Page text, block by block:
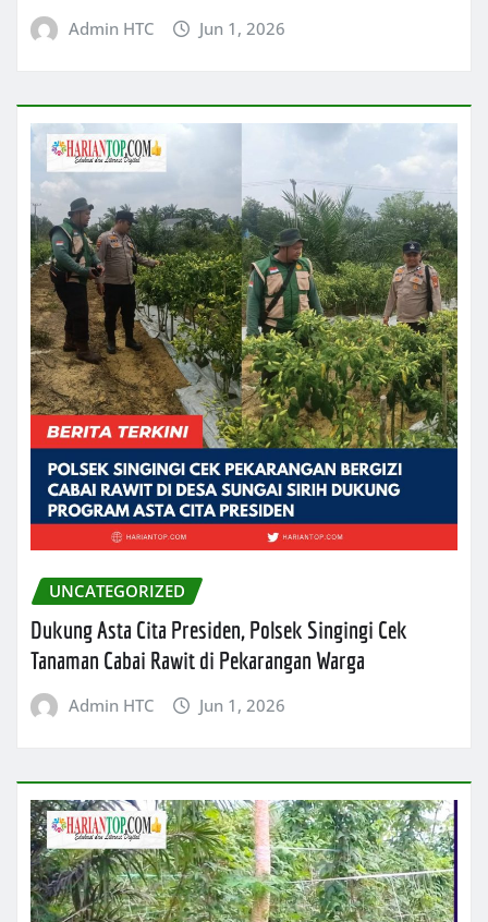
Admin HTC Jun 1, 2026
UNCATEGORIZED
Dukung Asta Cita Presiden, Polsek Singingi Cek
Tanaman Cabai Rawit di Pekarangan Warga
Admin HTC Jun 1, 2026